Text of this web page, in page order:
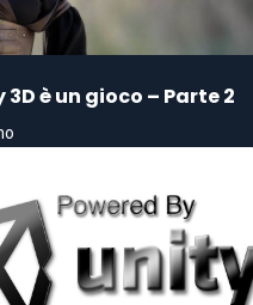
3D è un gioco – Parte 2